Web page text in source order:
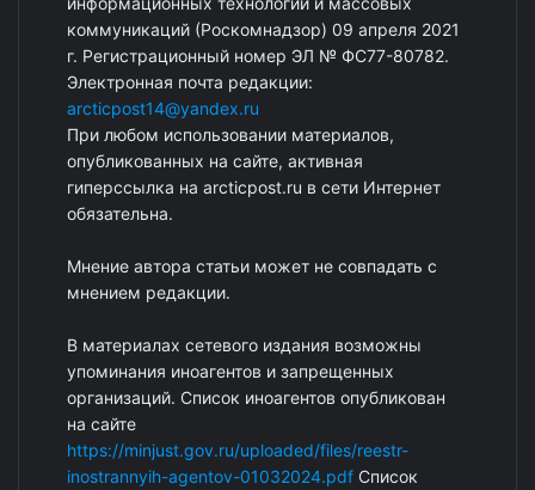
коммуникаций (Роскомнадзор) 09 апреля 2021
г. Регистрационный номер ЭЛ № ФС77-80782.
Электронная почта редакции:
arcticpost14@yandex.ru
При любом использовании материалов,
опубликованных на сайте, активная
гиперссылка на arcticpost.ru в сети Интернет
обязательна.
Мнение автора статьи может не совпадать с
мнением редакции.
В материалах сетевого издания возможны
упоминания иноагентов и запрещенных
организаций. Список иноагентов опубликован
на сайте
https://minjust.gov.ru/uploaded/files/reestr-
inostrannyih-agentov-01032024.pdf Список